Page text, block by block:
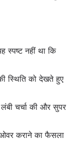
स्पष्ट नहीं था कि
स्थिति को देखते हुए
लंबी चर्चा की और सुपर
कराने का फैसला